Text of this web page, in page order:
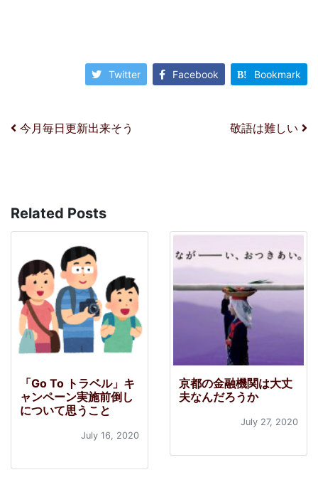
Twitter Facebook Bookmark
投稿ナビゲーション
今月毎日更新出来そう 敬語は難しい
Related Posts
「Go To トラベル」キ
ャンペーン実施前倒し
について思うこと
July 16, 2020
京都の金融機関は大丈
夫なんだろうか
July 27, 2020